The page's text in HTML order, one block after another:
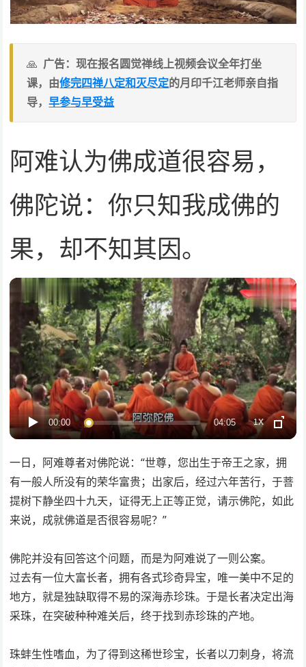
广告：现在报名圆觉禅线上视频会议全年打坐
课，由修完四禅八定和灭尽定的月印千江老师亲自指
导，早参与早受益
阿难认为佛成道很容易，
佛陀说：你只知我成佛的
果，却不知其因。
00:00 04:05 1X
一日，阿难尊者对佛陀说：“世尊，您出生于帝王之家，拥
有一般人所没有的荣华富贵；出家后，经过六年苦行，于菩
提树下静坐四十九天，证得无上正等正觉，请示佛陀，如此
来说，成就佛道是否很容易呢？”
佛陀并没有回答这个问题，而是为阿难说了一则公案。
过去有一位大富长者，拥有各式珍奇异宝，唯一美中不足的
地方，就是独缺取得不易的深海赤珍珠。于是长者决定出海
采珠，在突破种种难关后，终于找到赤珍珠的产地。
珠蚌生性嗜血，为了得到这稀世珍宝，长者以刀刺身，将流